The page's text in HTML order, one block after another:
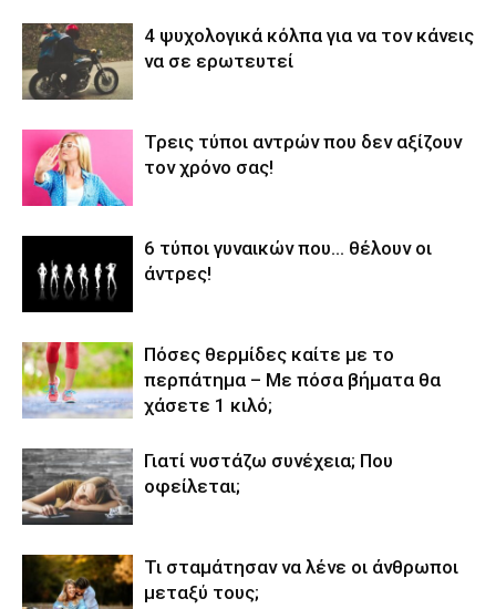
4 ψυχολογικά κόλπα για να τον κάνεις
να σε ερωτευτεί
Τρεις τύποι αντρών που δεν αξίζουν
τον χρόνο σας!
6 τύποι γυναικών που… θέλουν οι
άντρες!
Πόσες θερμίδες καίτε με το
περπάτημα – Με πόσα βήματα θα
χάσετε 1 κιλό;
Γιατί νυστάζω συνέχεια; Που
οφείλεται;
Τι σταμάτησαν να λένε οι άνθρωποι
μεταξύ τους;